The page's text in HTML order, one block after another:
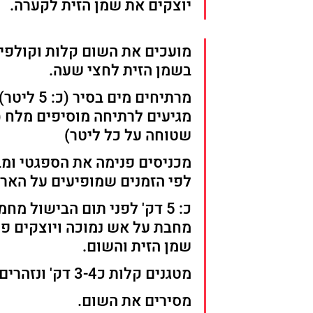
יוצקים את שמן הזית לקערה.
מועכים את השום קלות
בשמן הזית לחצי שעה.
מרתיחים
שטוחה על כל ליטר)
מכניסים פנימה את הספגטי
לפי הזמנים שמופיעים על
כ: 5 דק' לפני תום הבישול
מחבת על אש נמוכה ויוצקים
שמן הזית והשום.
מטגנים קלות כ3-4 דק' ונזהרים שהשום לא יישרף.
מסירים את השום.